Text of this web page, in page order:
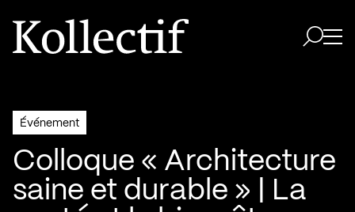
Aller à la page d'accueil
Logo Kollectif
Événement
Colloque « Architecture
saine et durable » | La